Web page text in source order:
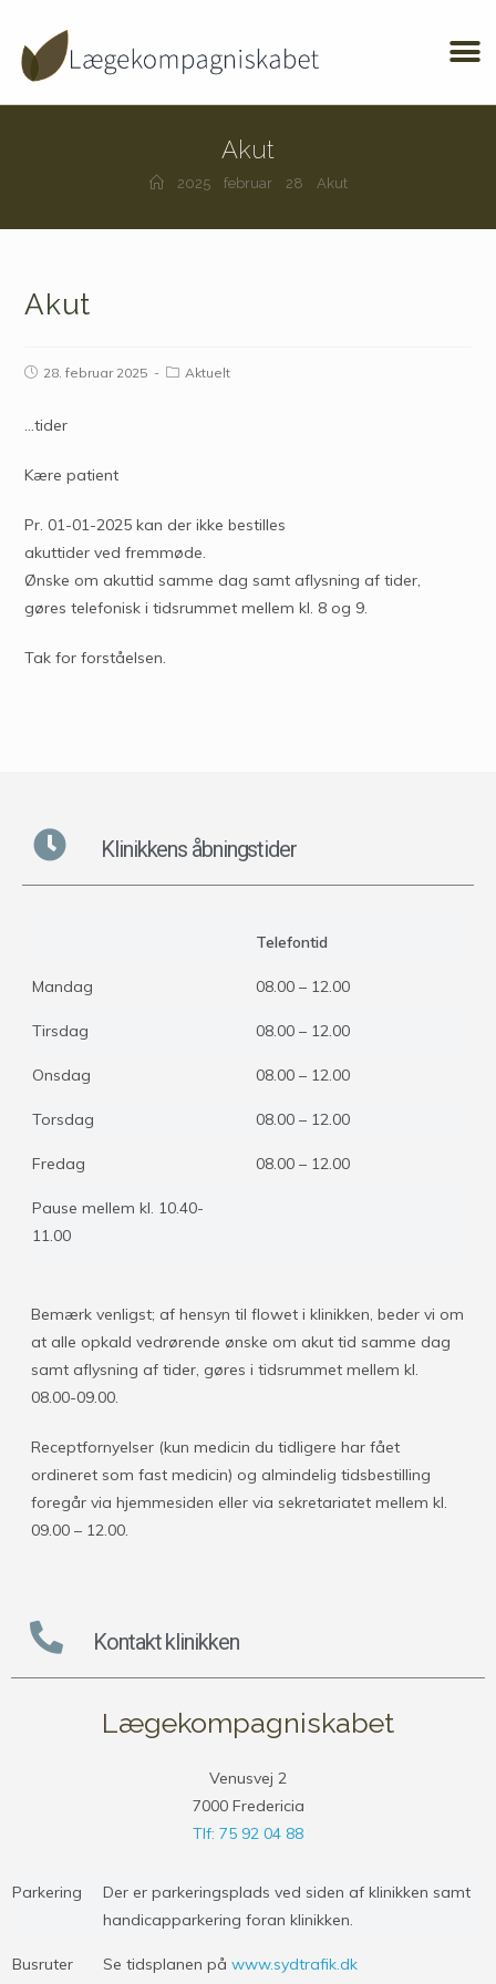
Akut
2025 februar 28 Akut
Akut
28. februar 2025 Aktuelt
…tider
Kære patient
Pr. 01-01-2025 kan der ikke bestilles
akuttider ved fremmøde.
Ønske om akuttid samme dag samt aflysning af tider,
gøres telefonisk i tidsrummet mellem kl. 8 og 9.
Tak for forståelsen.
Klinikkens åbningstider
Telefontid
Mandag 08.00 – 12.00
Tirsdag 08.00 – 12.00
Onsdag 08.00 – 12.00
Torsdag 08.00 – 12.00
Fredag 08.00 – 12.00
Pause mellem kl. 10.40-
11.00
Bemærk venligst; af hensyn til flowet i klinikken, beder vi om
at alle opkald vedrørende ønske om akut tid samme dag
samt aflysning af tider, gøres i tidsrummet mellem kl.
08.00-09.00.
Receptfornyelser (kun medicin du tidligere har fået
ordineret som fast medicin) og almindelig tidsbestilling
foregår via hjemmesiden eller via sekretariatet mellem kl.
09.00 – 12.00.
Kontakt klinikken
Lægekompagniskabet
Venusvej 2
7000 Fredericia
Tlf: 75 92 04 88
Parkering
Der er parkeringsplads ved siden af klinikken samt
handicapparkering foran klinikken.
Busruter Se tidsplanen på www.sydtrafik.dk